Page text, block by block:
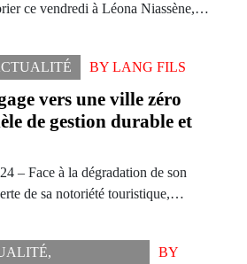
ce vendredi à Léona Niassène,…
BY LANG FILS
vers une ville zéro
de gestion durable et
– Face à la dégradation de son
de sa notoriété touristique,…
,
BY